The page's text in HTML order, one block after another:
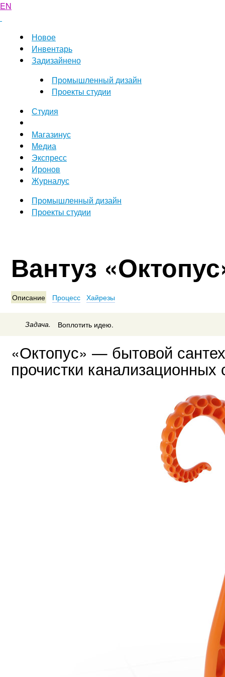
EN
Новое
Инвентарь
Задизайнено
Промышленный дизайн
Проекты студии
Студия
Магазинус
Медиа
Экспресс
Иронов
Журналус
Промышленный дизайн
Проекты студии
Вантуз
Описание Процесс Хайрезы
Задача. Воплотить идею.
«Октопус» — бытовой
прочистки канализационных